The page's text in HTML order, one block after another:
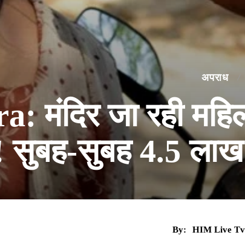
अपराध
मंदिर जा रही
सुबह-सुबह 4.5
By: HIM Live Tv